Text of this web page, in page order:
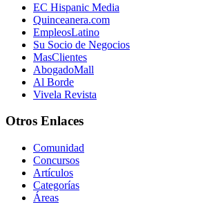
EC Hispanic Media
Quinceanera.com
EmpleosLatino
Su Socio de Negocios
MasClientes
AbogadoMall
Al Borde
Vivela Revista
Otros Enlaces
Comunidad
Concursos
Artículos
Categorías
Áreas